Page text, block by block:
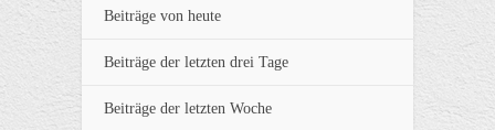
Beiträge von heute
Beiträge der letzten drei Tage
Beiträge der letzten Woche